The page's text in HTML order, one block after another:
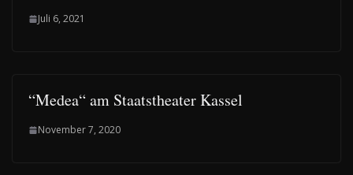
Juli 6, 2021
“Medea“ am Staatstheater Kassel
November 7, 2020